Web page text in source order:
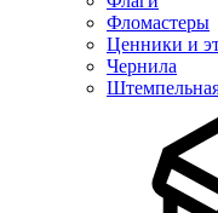
Фломастеры
Ценники и
Чернила